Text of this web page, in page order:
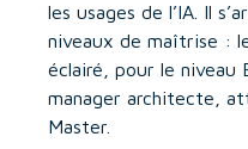
les usages de l’IA. Il
niveaux de maîtrise :
éclairé, pour le niveau
manager architecte,
Master.